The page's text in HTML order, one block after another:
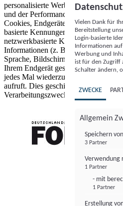
personalisierte Werbung und Inhalte,
und der Performance von Inhalten
Cookies, Endgeräte- oder ähnliche
basierte Kennungen, zufällig
netzwerkbasierte Kennungen)
Informationen (z. B. Browsertyp
Sprache, Bildschirmgröße,
Ihrem Endgerät gespeichert oder von
jedes Mal wiederzuerkennen, wenn
aufruft. Dies geschieht für einen oder
Verarbeitungszwecke.
Vielen Dank für
Bereitstellung
Login-basierte
Informationen
Werbung und
ist für den Zugriff
Schalter ändern,
ZWECKE
Allgemein
Speichern
3 Partner
Verwendung
1 Partner
- mit
1 Partner
Erstellung
FONDS professionell